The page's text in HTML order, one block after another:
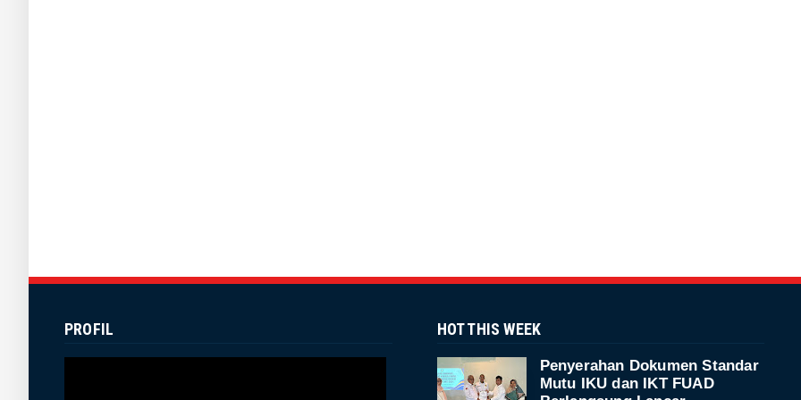
PROFIL HOT THIS WEEK
Penyerahan Dokumen Standar
Mutu IKU dan IKT FUAD